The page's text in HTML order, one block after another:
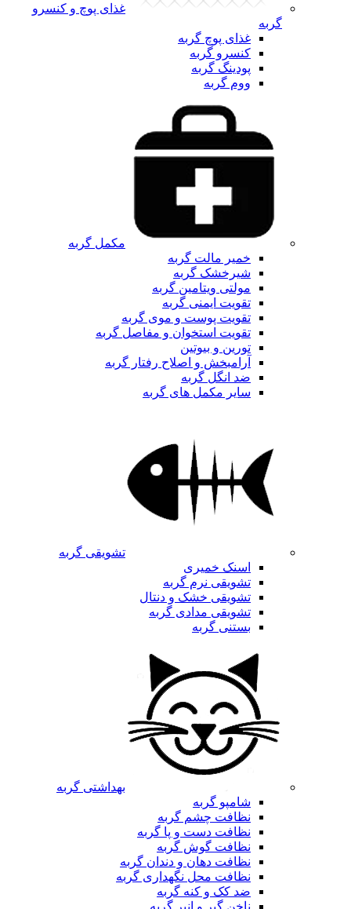
غذای پوچ و کنسرو
گربه
غذای پوچ گربه
کنسرو گربه
پودینگ گربه
ووم گربه
مکمل گربه
خمیر مالت گربه
شیرخشک گربه
مولتی ویتامین گربه
تقویت ایمنی گربه
تقویت پوست و موی گربه
تقویت استخوان و مفاصل گربه
تورین و بیوتین
آرامبخش و اصلاح رفتار گربه
ضد انگل گربه
سایر مکمل های گربه
تشویقی گربه
اسنک خمیری
تشویقی نرم گربه
تشویقی خشک و دنتال
تشویقی مدادی گربه
بستنی گربه
بهداشتی گربه
شامپو گربه
نظافت چشم گربه
نظافت دست و پا گربه
نظافت گوش گربه
نظافت دهان و دندان گربه
نظافت محل نگهداری گربه
ضد کک و کنه گربه
ناخن گیر و انبر گربه